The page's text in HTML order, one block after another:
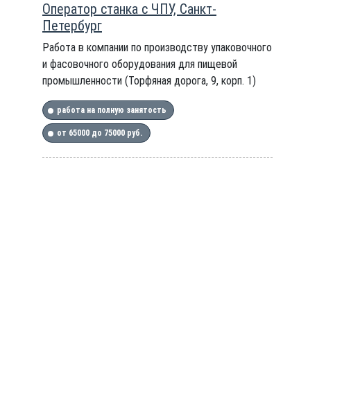
Оператор станка с ЧПУ, Санкт-
Петербург
Работа в компании по производству упаковочного
и фасовочного оборудования для пищевой
промышленности (Торфяная дорога, 9, корп. 1)
работа на полную занятость
от 65000 до 75000 руб.